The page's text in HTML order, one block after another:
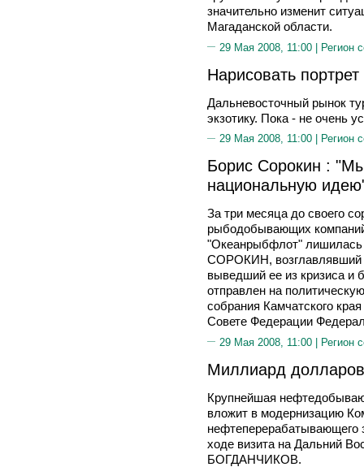
значительно изменит
Магаданской области.
29 Мая 2008, 11:00 | Регион
Нарисовать портрет
Дальневосточный рынок
экзотику. Пока - не очень
29 Мая 2008, 11:00 | Регион
Борис Сорокин :
национальную
За три месяца до своего
рыбодобывающих
"Океанрыбфлот" лишилась
СОРОКИН, возглавлявший
выведший ее из кризиса и
отправлен на
собрания Камчатского
Совете Федерации
29 Мая 2008, 11:00 | Регион
Миллиард
Крупнейшая
вложит в модернизацию
нефтеперерабатывающего
ходе визита на Дальний
БОГДАНЧИКОВ.